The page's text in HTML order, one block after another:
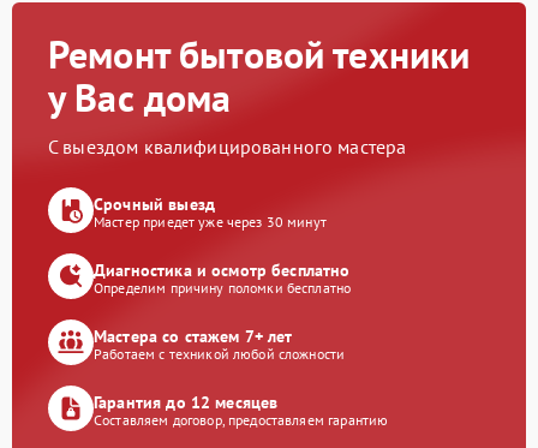
Ремонт бытовой техники
у Вас дома
С выездом квалифицированного мастера
Срочный выезд
Мастер приедет уже через 30 минут
Диагностика и осмотр бесплатно
Определим причину поломки бесплатно
Мастера со стажем 7+ лет
Работаем с техникой любой сложности
Гарантия до 12 месяцев
Составляем договор, предоставляем гарантию